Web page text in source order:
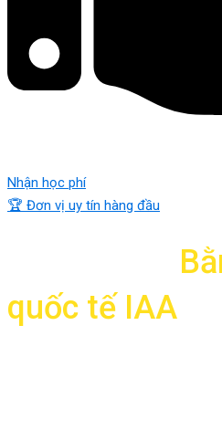
Nhận học phí
🏆 Đơn vị uy tín hàng đầu
quốc tế IAA